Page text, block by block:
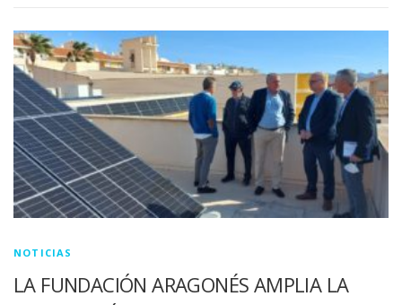
NOTICIAS
LA FUNDACIÓN ARAGONÉS AMPLIA LA